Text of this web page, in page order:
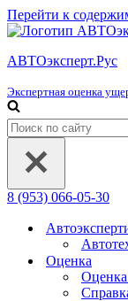
Перейти к
АВТОэксперт.Рус
Экспертная оценка
Искать...
8 (953) 066-05-30
Оценка
Оценка